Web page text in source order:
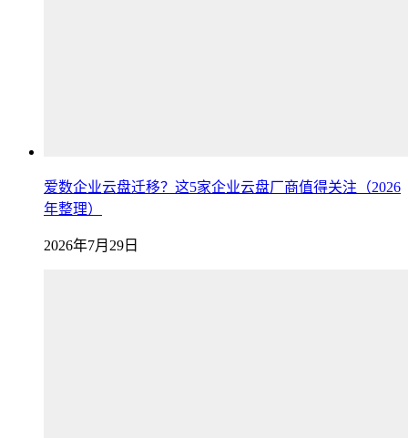
爱数企业云盘迁移？这5家企业云盘厂商值得关注（2026
年整理）
2026年7月29日